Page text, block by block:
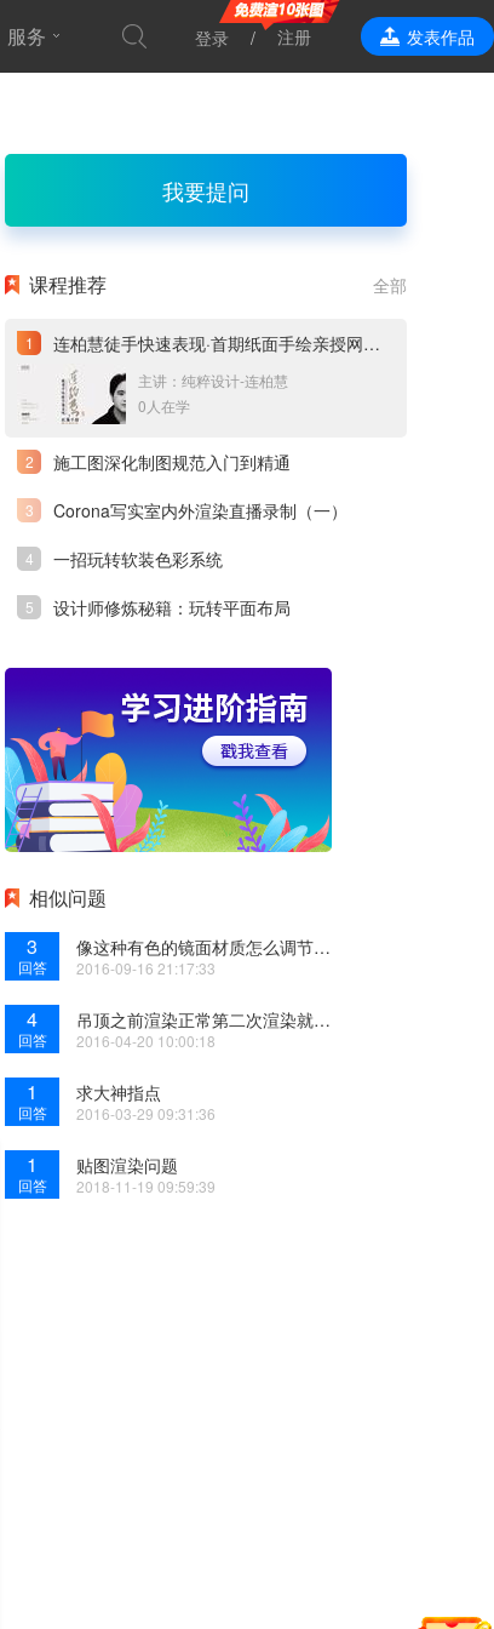
服务
效果表现
登录 注册 发表作品
我要提问
全部
课程推荐
连柏慧徒手快速表现·首期纸面手绘亲授网络直播课
主讲：纯粹设计-连柏慧
0人在学
施工图深化制图规范入门到精通
Corona写实室内外渲染直播录制（一）
一招玩转软装色彩系统
设计师修炼秘籍：玩转平面布局
相似问题
3
回答
像这种有色的镜面材质怎么调节的，路过的大师请指点，多谢了
2016-09-16 21:17:33
4
回答
吊顶之前渲染正常第二次渲染就出现颜色溢出，物理相机打的视角。虚心求解
2016-04-20 10:00:18
1
回答
求大神指点
2016-03-29 09:31:36
1
回答
贴图渲染问题
2018-11-19 09:59:39